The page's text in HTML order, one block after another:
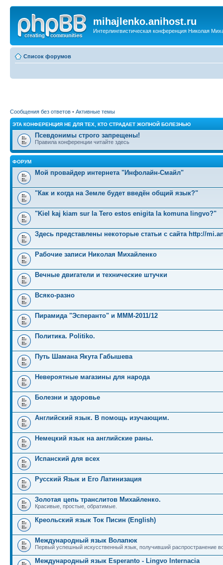
mihajlenko.anihost.ru
Интерлингвистическая конференция Николая
Список форумов
Сообщения без ответов • Активные темы
ЭТА КОНФЕРЕНЦИЯ НЕ ДЛЯ ТЕХ, КТО СТРАДАЕТ ЖОПНОЙ БОЛЕЗНЬЮ
Псевдонимы строго запрещены!
Правила конференции читайте здесь
ФОРУМ
Мой провайдер интернета "Инфолайн-Смайл"
"Как и когда на Земле будет введён общий язык?"
"Kiel kaj kiam sur la Tero estos enigita la komuna lingvo?"
Здесь представлены некоторые статьи с сайта http://
Рабочие записи Николая Михайленко
Вечные двигатели и технические штучки
Всяко-разно
Пирамида "Эсперанто" и MMM-2011/12
Политика. Politiko.
Путь Шамана Якута Габышева
Невероятные магазины для народа
Болезни и здоровье
Английский язык. В помощь изучающим.
Немецкий язык на английские раны.
Испанский для всех
Русский Язык и Его Латинизация
Золотая цепь транслитов Михайленко.
Красивые, простые, обратимые.
Креольский язык Ток Писин (English)
Международный язык Волапюк
Первый успешный искусственный язык, получивший распространение
Международный язык Esperanto - Lingvo Internacia